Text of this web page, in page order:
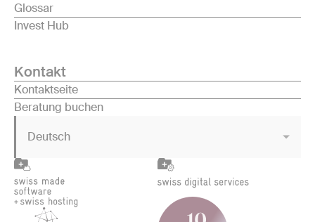
Glossar
Invest Hub
Kontakt
Kontaktseite
Beratung buchen
Deutsch